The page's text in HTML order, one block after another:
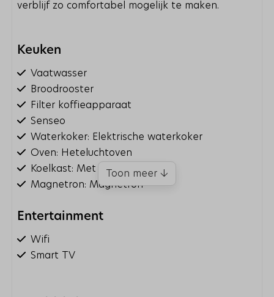
verblijf zo comfortabel mogelijk te maken.
Keuken
Vaatwasser
Broodrooster
Filter koffieapparaat
Senseo
Waterkoker: Elektrische waterkoker
Oven: Heteluchtoven
Koelkast: Met vriesvak
Magnetron: Magnetron
Entertainment
Wifi
Smart TV
Toon meer ↓